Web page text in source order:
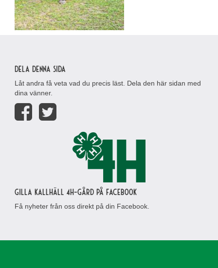
Dela denna sida
Låt andra få veta vad du precis läst. Dela den här sidan med
dina vänner.
Gilla Kallhäll 4H-gård på Facebook
Få nyheter från oss direkt på din Facebook.